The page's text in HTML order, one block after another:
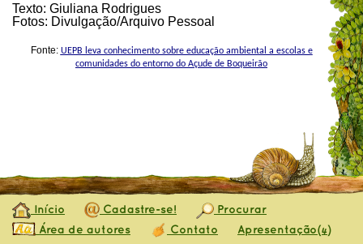
Texto: Giuliana Rodrigues
Fotos: Divulgação/Arquivo Pessoal
Fonte: UEPB leva conhecimento sobre educação ambiental a escolas e
comunidades do entorno do Açude de Boqueirão
Início Cadastre-se!
Procurar
Área de autores
Contato Apresentação(4)